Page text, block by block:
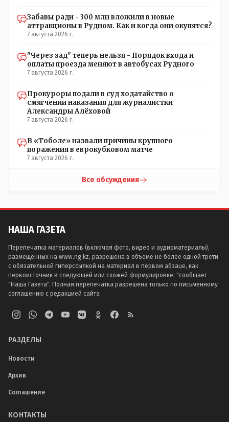
Забавы ради - 300 млн вложили в новые
аттракционы в Рудном. Как и когда они окупятся?
7 августа 2026 г.
"Через зад" теперь нельзя - Порядок входа и
оплаты проезда меняют в автобусах Рудного
7 августа 2026 г.
Прокуроры подали в суд ходатайство о
смягчении наказания для журналистки
Александры Алёховой
7 августа 2026 г.
В «Тоболе» назвали причины крупного
поражения в еврокубковом матче
7 августа 2026 г.
Все обсуждения
НАША ГАЗЕТА
Перепечатка материалов (включая фото, видео и аудиоматериалы),
размещенных на www.ng.kz, разрешена в объеме не более одной трети
с обязательной гиперссылкой на материал в первом абзаце, как
первоисточник в следующей или схожей формулировке: "сообщает
"Наша Газета". Полная перепечатка разрешена только по письменному
соглашению с редакцией сайта
РАЗДЕЛЫ
Новости
Архив
Соглашение
КОНТАКТЫ